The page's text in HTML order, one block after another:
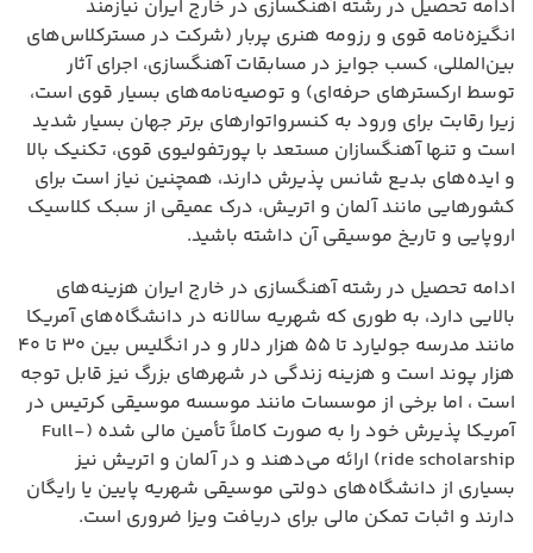
ادامه تحصیل در رشته آهنگسازی در خارج ایران نیازمند
انگیزه‌نامه قوی و رزومه هنری پربار (شرکت در مسترکلاس‌های
بین‌المللی، کسب جوایز در مسابقات آهنگسازی، اجرای آثار
توسط ارکسترهای حرفه‌ای) و توصیه‌نامه‌های بسیار قوی است،
زیرا رقابت برای ورود به کنسرواتوارهای برتر جهان بسیار شدید
است و تنها آهنگسازان مستعد با پورتفولیوی قوی، تکنیک بالا
و ایده‌های بدیع شانس پذیرش دارند، همچنین نیاز است برای
کشورهایی مانند آلمان و اتریش، درک عمیقی از سبک کلاسیک
اروپایی و تاریخ موسیقی آن داشته باشید.
ادامه تحصیل در رشته آهنگسازی در خارج ایران هزینه‌های
بالایی دارد، به طوری که شهریه سالانه در دانشگاه‌های آمریکا
مانند مدرسه جولیارد تا ۵۵ هزار دلار و در انگلیس بین ۳۰ تا ۴۰
هزار پوند است و هزینه زندگی در شهرهای بزرگ نیز قابل توجه
است ، اما برخی از موسسات مانند موسسه موسیقی کرتیس در
آمریکا پذیرش خود را به صورت کاملاً تأمین مالی شده (Full-
ride scholarship) ارائه می‌دهند و در آلمان و اتریش نیز
بسیاری از دانشگاه‌های دولتی موسیقی شهریه پایین یا رایگان
دارند و اثبات تمکن مالی برای دریافت ویزا ضروری است.